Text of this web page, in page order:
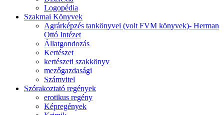
Logopédia
Szakmai Könyvek
Agrárképzés tankönyvei (volt FVM könyvek)- Herman
Ottó Intézet
Állatgondozás
Kertészet
kertészeti szakkönyv
mezőgazdasági
Számvitel
Szórakoztató regények
erotikus regény
Képregények